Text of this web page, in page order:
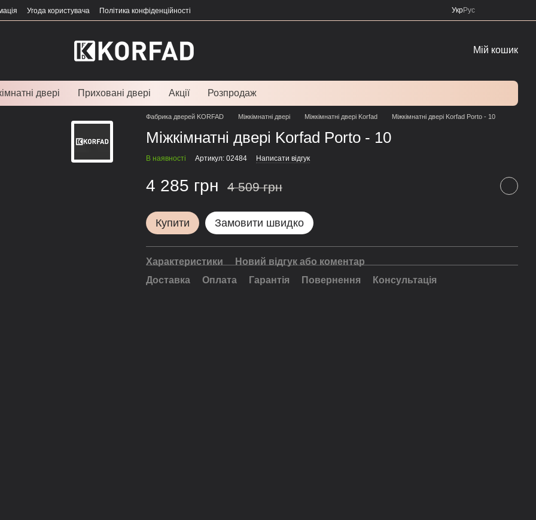
Угода користувача Політика конфіденційності УкрРус
Мій кошик
двері Приховані двері Акції Розпродаж
Фабрика дверей KORFAD Міжкімнатні двері Міжкімнатні двері Korfad Міжкімнатні двері Korfad Porto - 10
Міжкімнатні двері Korfad Porto - 10
В наявності Артикул: 02484 Написати відгук
4 285 грн 4 509 грн
Купити Замовити швидко
Характеристики
Новий відгук або коментар
Доставка
Оплата Гарантія Повернення Консультація